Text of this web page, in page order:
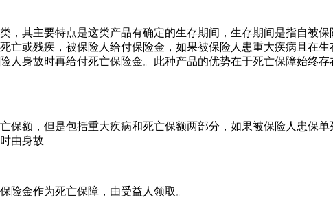
，其主要特点是这类产品有确定的生存期间，生存期间是指自被
亡或残疾，被保险人给付保险金，如果被保险人患重大疾病且在
人身故时再给付死亡保险金。此种产品的优势在于死亡保障始终
额，但是包括重大疾病和死亡保额两部分，如果被保险人患保
由身故
险金作为死亡保障，由受益人领取。